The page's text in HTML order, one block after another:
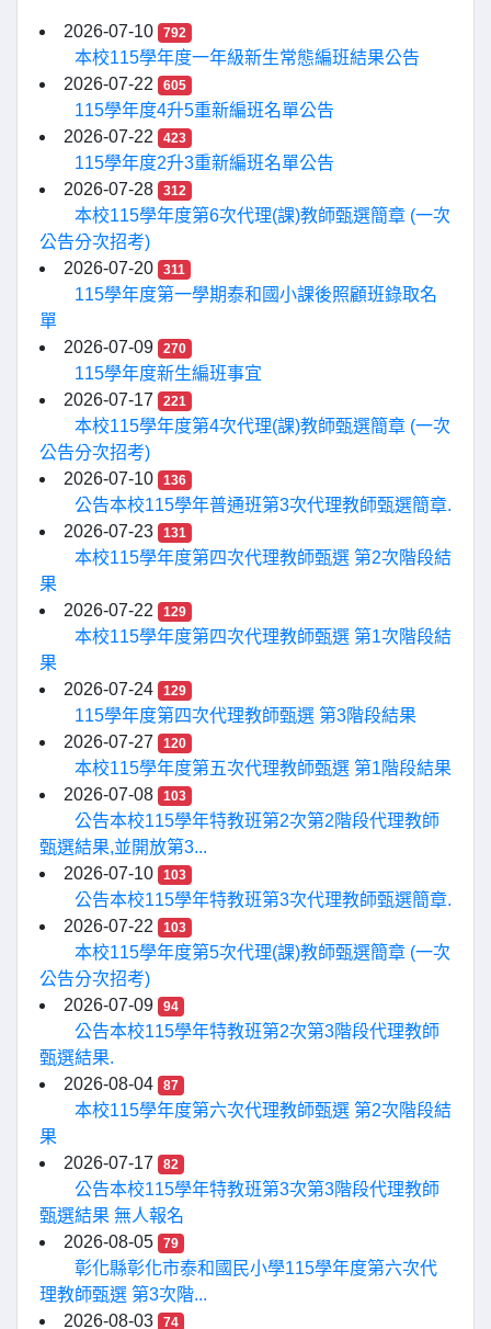
2026-07-10 792
本校115學年度一年級新生常態編班結果公告
2026-07-22
605
115學年度4升5重新編班名單公告
2026-07-22
423
115學年度2升3重新編班名單公告
2026-07-28
312
本校115學年度第6次代理(課)教師甄選簡章 (一次
公告分次招考)
2026-07-20
311
115學年度第一學期泰和國小課後照顧班錄取名
單
2026-07-09
270
115學年度新生編班事宜
2026-07-17
221
本校115學年度第4次代理(課)教師甄選簡章 (一次
公告分次招考)
2026-07-10
136
公告本校115學年普通班第3次代理教師甄選簡章.
2026-07-23
131
本校115學年度第四次代理教師甄選 第2次階段結
果
2026-07-22
129
本校115學年度第四次代理教師甄選 第1次階段結
果
2026-07-24
129
115學年度第四次代理教師甄選 第3階段結果
2026-07-27
120
本校115學年度第五次代理教師甄選 第1階段結果
2026-07-08
103
公告本校115學年特教班第2次第2階段代理教師
甄選結果,並開放第3...
2026-07-10
103
公告本校115學年特教班第3次代理教師甄選簡章.
2026-07-22
103
本校115學年度第5次代理(課)教師甄選簡章 (一次
公告分次招考)
2026-07-09
94
公告本校115學年特教班第2次第3階段代理教師
甄選結果.
2026-08-04
87
本校115學年度第六次代理教師甄選 第2次階段結
果
2026-07-17
82
公告本校115學年特教班第3次第3階段代理教師
甄選結果 無人報名
2026-08-05
79
彰化縣彰化市泰和國民小學115學年度第六次代
理教師甄選 第3次階...
2026-08-03
74